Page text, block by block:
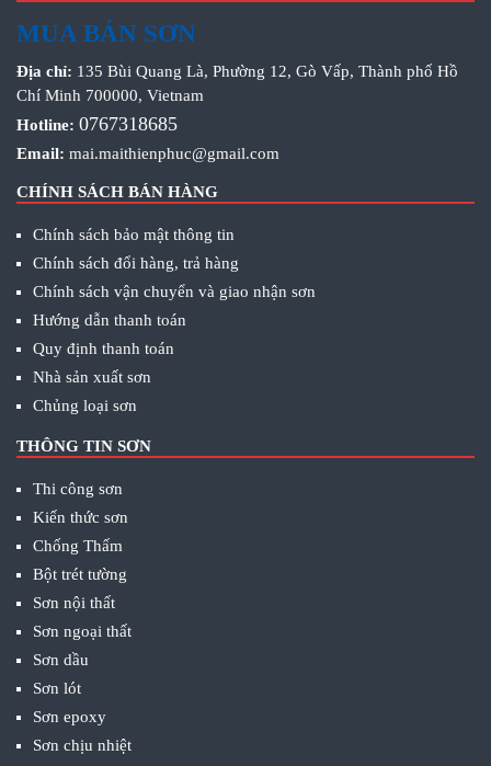
MUA BÁN SƠN
Địa chỉ: 135 Bùi Quang Là, Phường 12, Gò Vấp, Thành phố Hồ
Chí Minh 700000, Vietnam
Hotline: 0767318685
Email: mai.maithienphuc@gmail.com
CHÍNH SÁCH BÁN HÀNG
Chính sách bảo mật thông tin
Chính sách đổi hàng, trả hàng
Chính sách vận chuyển và giao nhận sơn
Hướng dẫn thanh toán
Quy định thanh toán
Nhà sản xuất sơn
Chủng loại sơn
THÔNG TIN SƠN
Thi công sơn
Kiến thức sơn
Chống Thấm
Bột trét tường
Sơn nội thất
Sơn ngoại thất
Sơn dầu
Sơn lót
Sơn epoxy
Sơn chịu nhiệt